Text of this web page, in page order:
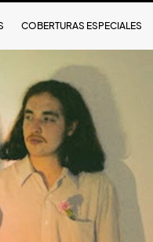
COBERTURAS ESPECIALES